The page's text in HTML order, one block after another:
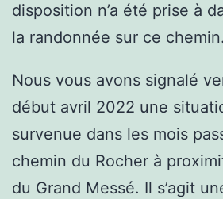
disposition n’a été prise à
la randonnée sur ce chemin.
Nous vous avons signalé
début avril 2022 une
survenue dans les mois
chemin du Rocher à
du Grand Messé. Il s’agit